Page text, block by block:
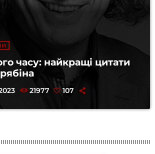
часу: найкращі цитати
21977 107